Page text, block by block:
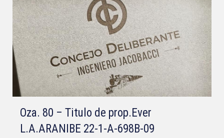
Oza. 80 – Titulo de prop.Ever
L.A.ARANIBE 22-1-A-698B-09